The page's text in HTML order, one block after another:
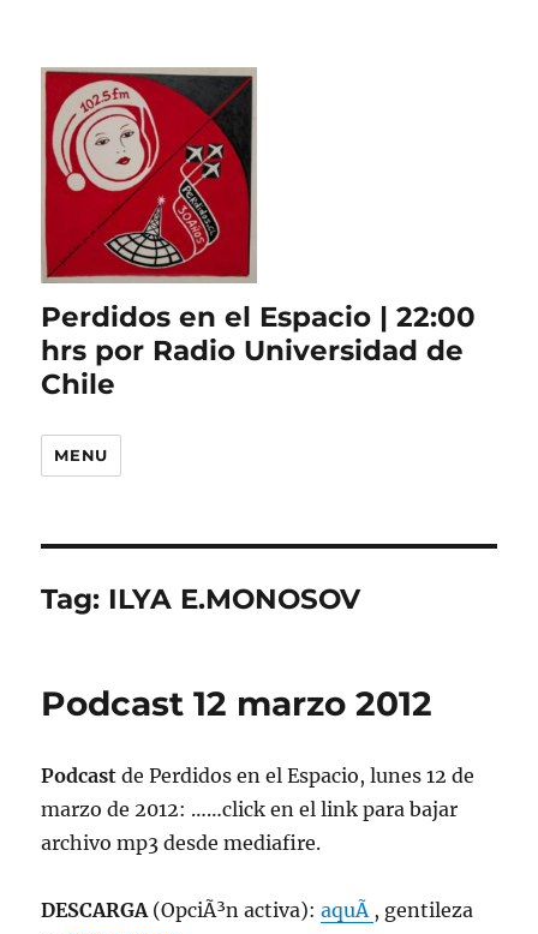
Perdidos en el Espacio | 22:00
hrs por Radio Universidad de
Chile
MENU
Tag: ILYA E.MONOSOV
Podcast 12 marzo 2012
Podcastde Perdidos en el Espacio, lunes 12 de
marzo de 2012: ……click en el link para bajar
archivo mp3 desde mediafire.
DESCARGA (OpciÃ³n activa):aquÃ­ , gentileza